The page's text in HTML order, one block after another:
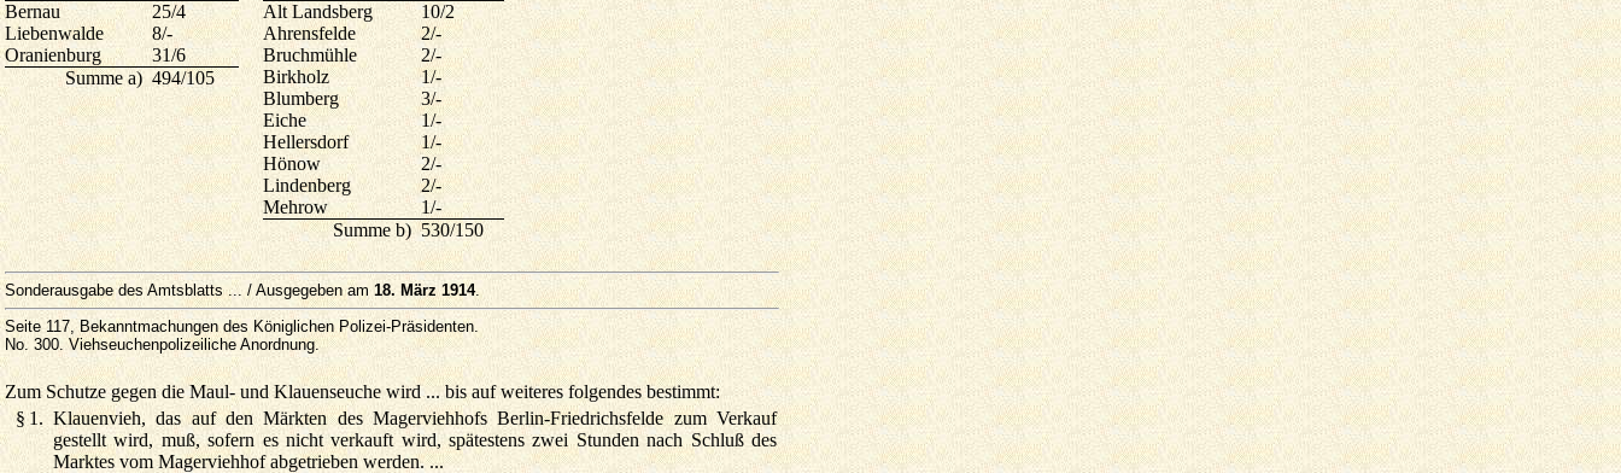
Bernau
25/4
Liebenwalde
8/-
Oranienburg
31/6
Summe a) 494/105
Alt Landsberg
10/2
Ahrensfelde
2/-
Bruchmühle
2/-
Birkholz
1/-
Blumberg
3/-
Eiche
1/-
Hellersdorf
1/-
Hönow
2/-
Lindenberg
2/-
Mehrow
1/-
Summe b)530/150
Sonderausgabe des Amtsblatts ... / Ausgegeben am 18. März 1914.
Seite 117, Bekanntmachungen des Königlichen Polizei-Präsidenten.
No. 300. Viehseuchenpolizeiliche Anordnung.
Zum Schutze gegen die Maul- und Klauenseuche wird ... bis auf weiteres folgendes bestimmt:
§ 1. Klauenvieh, das auf den Märkten des Magerviehhofs Berlin-Friedrichsfelde zum Verkauf
gestellt wird, muß, sofern es nicht verkauft wird, spätestens zwei Stunden nach Schluß des
Marktes vom Magerviehhof abgetrieben werden. ...